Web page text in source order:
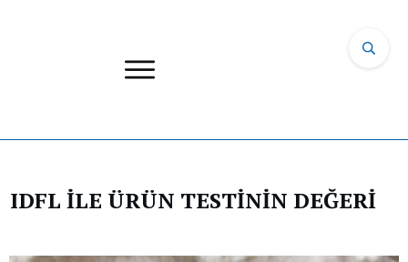
IDFL İLE ÜRÜN TESTİNİN DEĞERİ